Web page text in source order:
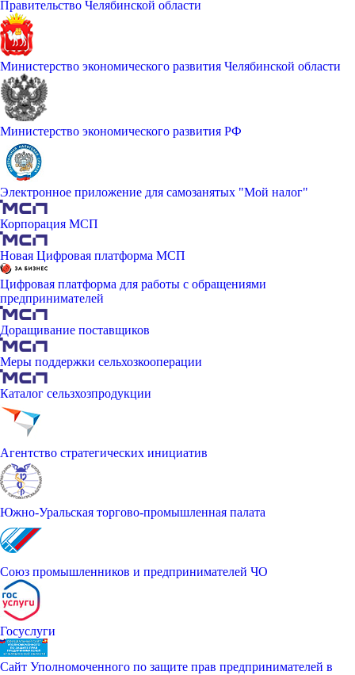
Правительство Челябинской области
Министерство экономического развития Челябинской области
Министерство экономического развития РФ
Электронное приложение для самозанятых "Мой налог"
Корпорация МСП
Новая Цифровая платформа МСП
Цифровая платформа для работы с обращениями
предпринимателей
Доращивание поставщиков
Меры поддержки сельхозкооперации
Каталог сельзхозпродукции
Агентство стратегических инициатив
Южно-Уральская торгово-промышленная палата
Союз промышленников и предпринимателей ЧО
Госуслуги
Сайт Уполномоченного по защите прав предпринимателей в